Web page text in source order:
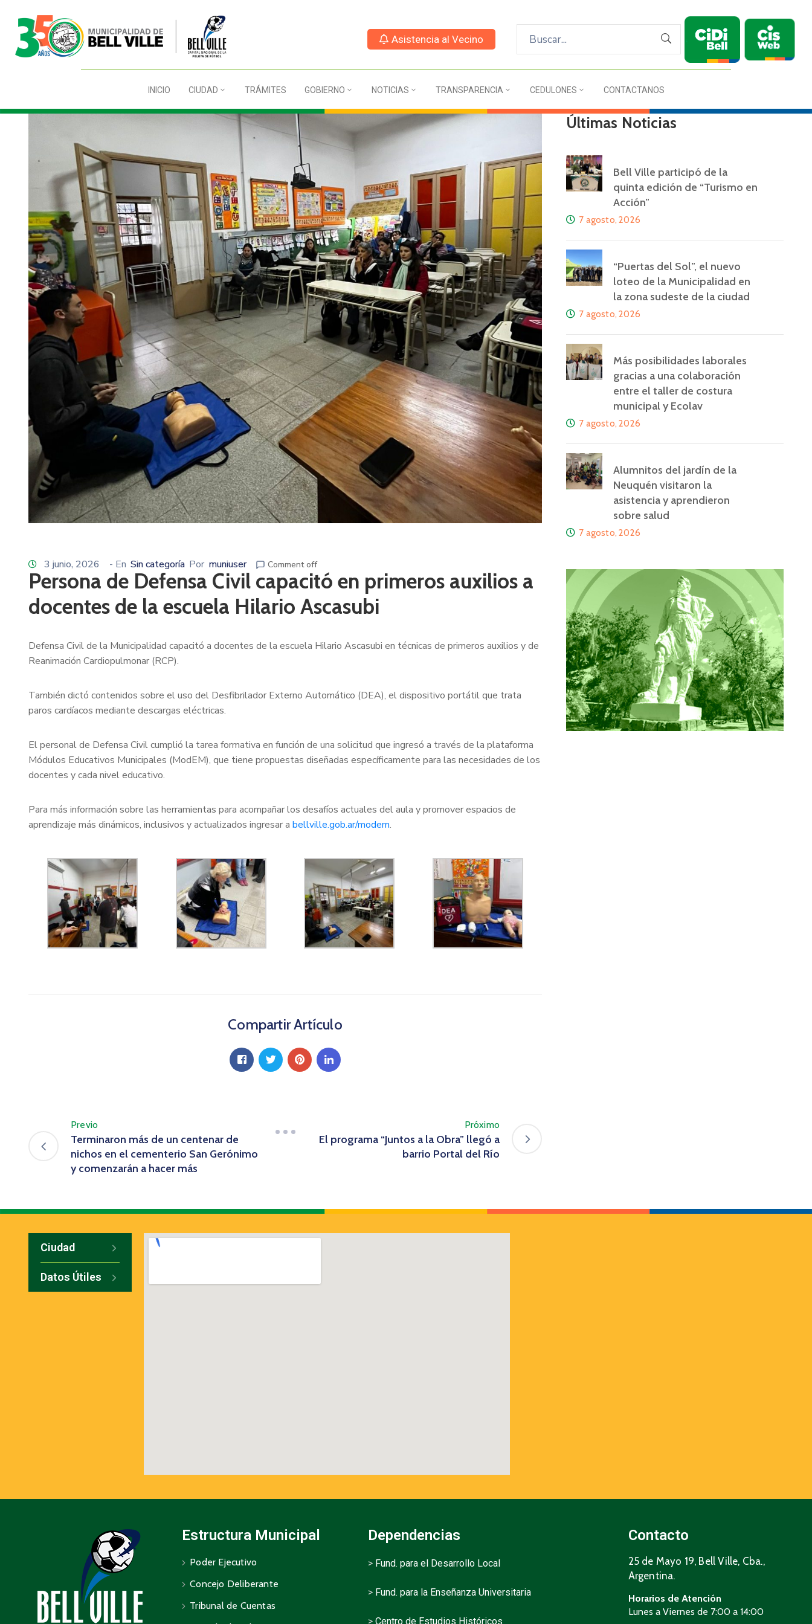
Asistencia al Vecino
INICIO CIUDAD TRÁMITES GOBIERNO NOTICIAS TRANSPARENCIA CEDULONES CONTACTANOS
3 junio, 2026 - En Sin categoría Por muniuser Comment off
Persona de Defensa Civil capacitó en primeros auxilios a
docentes de la escuela Hilario Ascasubi
Defensa Civil de la Municipalidad capacitó a docentes de la escuela Hilario Ascasubi en técnicas de primeros auxilios y de
Reanimación Cardiopulmonar (RCP).
También dictó contenidos sobre el uso del Desfibrilador Externo Automático (DEA), el dispositivo portátil que trata
paros cardíacos mediante descargas eléctricas.
El personal de Defensa Civil cumplió la tarea formativa en función de una solicitud que ingresó a través de la plataforma
Módulos Educativos Municipales (ModEM), que tiene propuestas diseñadas específicamente para las necesidades de los
docentes y cada nivel educativo.
Para más información sobre las herramientas para acompañar los desafíos actuales del aula y promover espacios de
aprendizaje más dinámicos, inclusivos y actualizados ingresar a bellville.gob.ar/modem.
Compartir Artículo
Previo
Terminaron más de un centenar de
nichos en el cementerio San Gerónimo
y comenzarán a hacer más
Próximo
El programa “Juntos a la Obra” llegó a
barrio Portal del Río
Últimas Noticias
Bell Ville participó de la
quinta edición de “Turismo en
Acción”
7 agosto, 2026
“Puertas del Sol”, el nuevo
loteo de la Municipalidad en
la zona sudeste de la ciudad
7 agosto, 2026
Más posibilidades laborales
gracias a una colaboración
entre el taller de costura
municipal y Ecolav
7 agosto, 2026
Alumnitos del jardín de la
Neuquén visitaron la
asistencia y aprendieron
sobre salud
7 agosto, 2026
Ciudad
Datos Útiles
Estructura Municipal
Poder Ejecutivo
Concejo Deliberante
Tribunal de Cuentas
Dependencias
> Fund. para el Desarrollo Local
> Fund. para la Enseñanza Universitaria
> Centro de Estudios Históricos
Contacto
25 de Mayo 19, Bell Ville, Cba.,
Argentina.
Horarios de Atención
Lunes a Viernes de 7:00 a 14:00